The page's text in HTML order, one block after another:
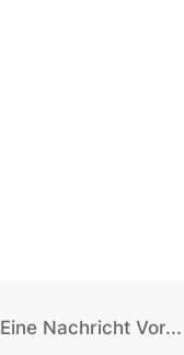
Eine Nachricht Vor...